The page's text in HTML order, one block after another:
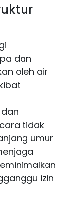
dan
oleh air
tidak
umur
izin